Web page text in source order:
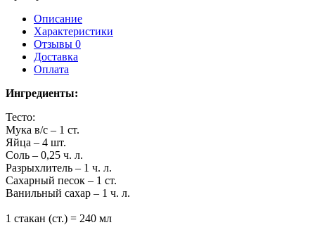
Описание
Характеристики
Отзывы 0
Доставка
Оплата
Ингредиенты:
Тесто:
Мука в/с – 1 ст.
Яйца – 4 шт.
Соль – 0,25 ч. л.
Разрыхлитель – 1 ч. л.
Сахарный песок – 1 ст.
Ванильный сахар – 1 ч. л.
1 стакан (ст.) = 240 мл